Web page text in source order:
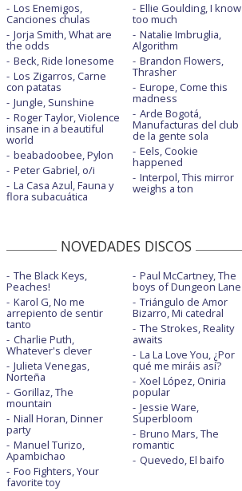
Los Enemigos,
Canciones chulas
Jorja Smith, What are
the odds
Beck, Ride lonesome
Los Zigarros, Carne
con patatas
Jungle, Sunshine
Roger Taylor, Violence
insane in a beautiful
world
beabadoobee, Pylon
Peter Gabriel, o/i
La Casa Azul, Fauna y
flora subacuática
Ellie Goulding, I know
too much
Natalie Imbruglia,
Algorithm
Brandon Flowers,
Thrasher
Europe, Come this
madness
Arde Bogotá,
Manufacturas del club
de la gente sola
Eels, Cookie
happened
Interpol, This mirror
weighs a ton
NOVEDADES DISCOS
The Black Keys,
Peaches!
Karol G, No me
arrepiento de sentir
tanto
Charlie Puth,
Whatever's clever
Julieta Venegas,
Norteña
Gorillaz, The
mountain
Niall Horan, Dinner
party
Manuel Turizo,
Apambichao
Foo Fighters, Your
favorite toy
Paul McCartney, The
boys of Dungeon Lane
Triángulo de Amor
Bizarro, Mi catedral
The Strokes, Reality
awaits
La La Love You, ¿Por
qué me miráis así?
Xoel López, Oniria
popular
Jessie Ware,
Superbloom
Bruno Mars, The
romantic
Quevedo, El baifo